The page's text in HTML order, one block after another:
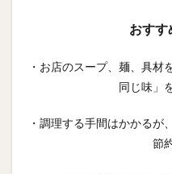
おすす
・お店のスープ、麺、具材
同じ味」
・調理する手間はかかるが
節